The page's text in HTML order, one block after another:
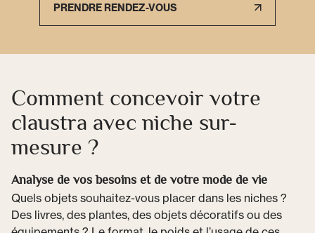
PRENDRE RENDEZ-VOUS
Comment concevoir votre
claustra avec niche sur-
mesure ?
Analyse de vos besoins et de votre mode de vie
Quels objets souhaitez-vous placer dans les niches ?
Des livres, des plantes, des objets décoratifs ou des